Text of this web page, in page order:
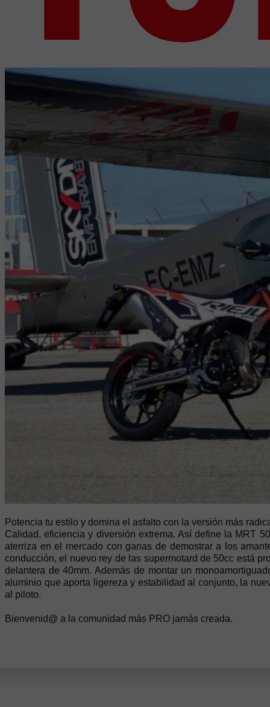
Potencia tu estilo y domina el asfalto con la versión más
Calidad, eficiencia y diversión extrema. Así define la MRT
aterriza en el mercado con ganas de demostrar a los
conducción, el nuevo rey de las supermotard de 50cc está
delantera de 40mm. Además de montar un
aluminio que aporta ligereza y estabilidad al conjunto, la
al piloto.
Bienvenid@ a la comunidad más PRO jamás creada.